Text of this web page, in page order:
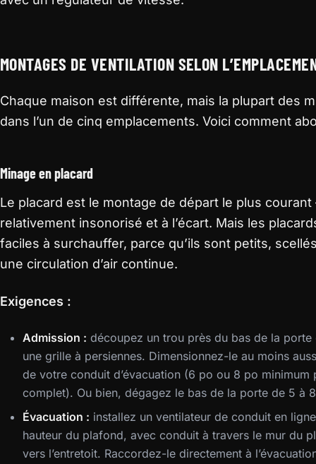
MONTAGES DE VENTILATION SELON
Chaque maison est différente, mais la plupart des
dans l’un de cinq emplacements. Voici comment
Minage en placard
Le placard est le montage de départ le plus
relativement insonorisé et à l’écart. Mais les
faciles à surchauffer, parce qu’ils sont petits,
une circulation d’air continue.
Exigences :
Admission : découpez un trou près du bas de la
une grille à persiennes. Dimensionnez-le au moins
de votre conduit d’évacuation (6 po ou 8 po minimum
complet). Ou bien, dégagez le bas de la porte de 5 à
Évacuation : installez un ventilateur de conduit en
hauteur du plafond, avec conduit à travers le mur du
vers l’entretoit. Raccordez-le directement à